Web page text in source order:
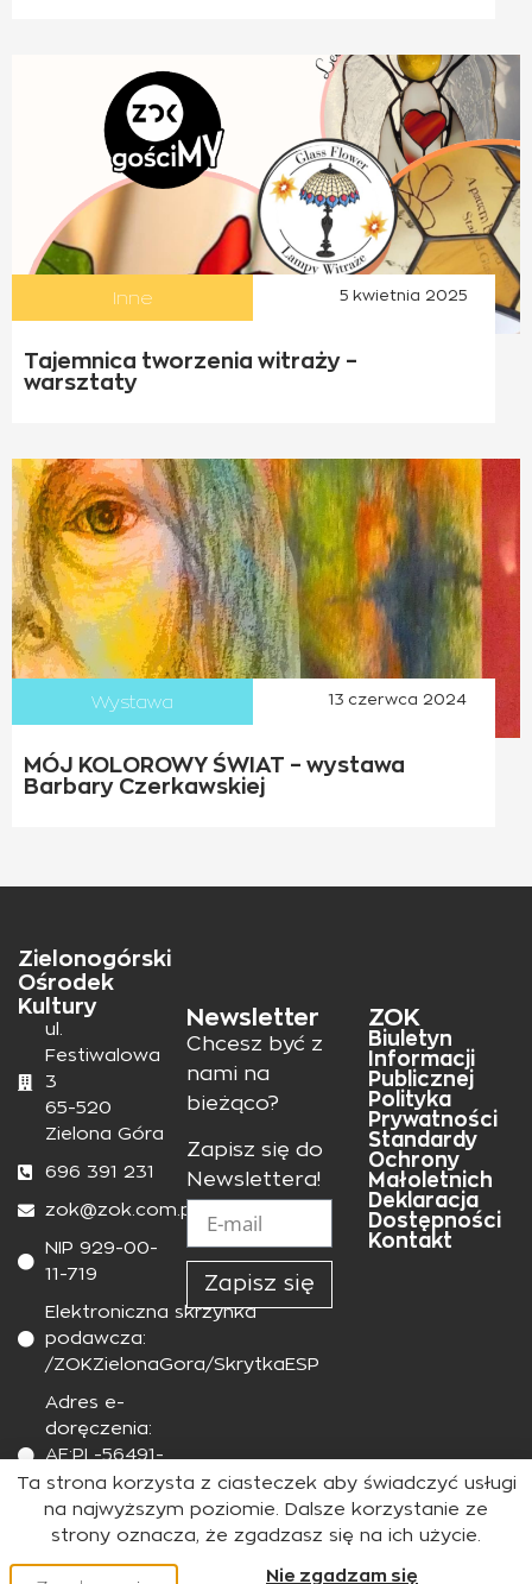
Inne 5 kwietnia 2025
Tajemnica tworzenia witraży –
warsztaty
Wystawa 13 czerwca 2024
MÓJ KOLOROWY ŚWIAT – wystawa
Barbary Czerkawskiej
Zielonogórski
Ośrodek
Kultury
ul.
Festiwalowa
3
65-520
Zielona Góra
696 391 231
zok@zok.com.pl
NIP 929-00-
11-719
Elektroniczna skrzynka
podawcza:
/ZOKZielonaGora/SkrytkaESP
Adres e-
doręczenia:
AE:PL-56491-
91743-
JBVRR-28
Newsletter
Chcesz być z
nami na
bieżąco?
Zapisz się do
Newslettera!
Zapisz się
ZOK
Biuletyn
Informacji
Publicznej
Polityka
Prywatności
Standardy
Ochrony
Małoletnich
Deklaracja
Dostępności
Kontakt
Ta strona korzysta z ciasteczek aby świadczyć usługi
na najwyższym poziomie. Dalsze korzystanie ze
strony oznacza, że zgadzasz się na ich użycie.
Nie zgadzam się